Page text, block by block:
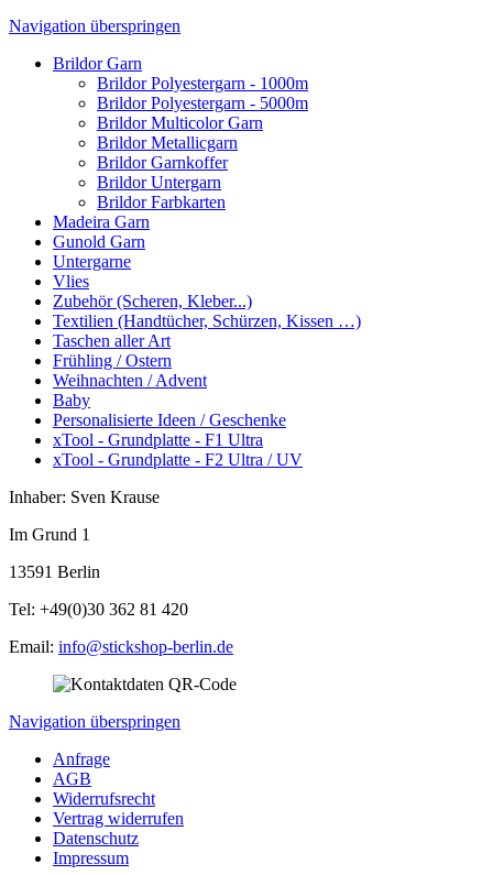
Navigation überspringen
Brildor Garn
Brildor Polyestergarn - 1000m
Brildor Polyestergarn - 5000m
Brildor Multicolor Garn
Brildor Metallicgarn
Brildor Garnkoffer
Brildor Untergarn
Brildor Farbkarten
Madeira Garn
Gunold Garn
Untergarne
Vlies
Zubehör (Scheren, Kleber...)
Textilien (Handtücher, Schürzen, Kissen …)
Taschen aller Art
Frühling / Ostern
Weihnachten / Advent
Baby
Personalisierte Ideen / Geschenke
xTool - Grundplatte - F1 Ultra
xTool - Grundplatte - F2 Ultra / UV
Inhaber: Sven Krause
Im Grund 1
13591 Berlin
Tel: +49(0)30 362 81 420
Email: info@stickshop-berlin.de
Navigation überspringen
Anfrage
AGB
Widerrufsrecht
Vertrag widerrufen
Datenschutz
Impressum